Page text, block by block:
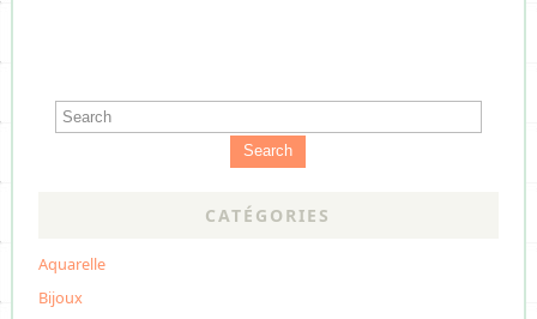
Search
CATÉGORIES
Aquarelle
Bijoux